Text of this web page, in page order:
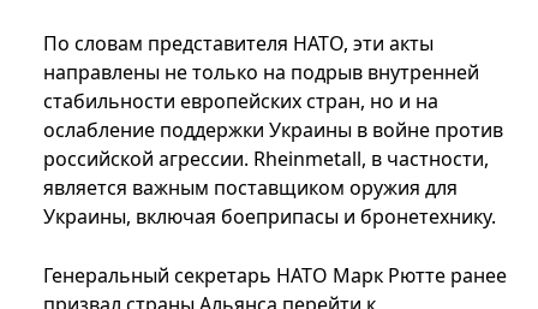
По словам представителя НАТО, эти акты
направлены не только на подрыв внутренней
стабильности европейских стран, но и на
ослабление поддержки Украины в войне против
российской агрессии. Rheinmetall, в частности,
является важным поставщиком оружия для
Украины, включая боеприпасы и бронетехнику.
Генеральный секретарь НАТО Марк Рютте ранее